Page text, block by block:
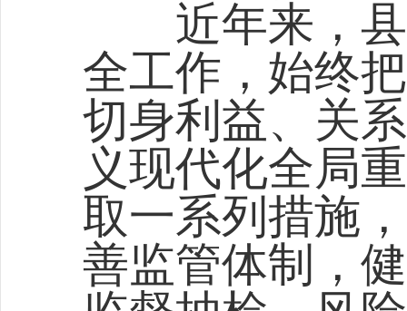
近年来，县
全工作，始终
切身利益、关
义现代化全局
取一系列措施
善监管体制，